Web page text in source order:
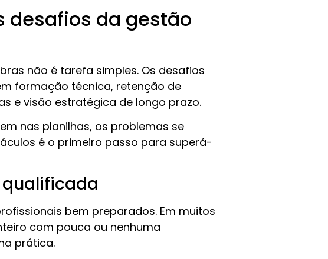
desafios da gestão
não é tarefa simples. Os desafios
formação técnica, retenção de
e visão estratégica de longo prazo.
nas planilhas, os problemas se
é o primeiro passo para superá-
qualificada
bem preparados. Em muitos
com pouca ou nenhuma
prática.